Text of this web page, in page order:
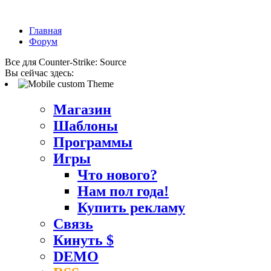
Главная
Форум
Все для Counter-Strike: Source
Вы сейчас здесь:
Магазин
Шаблоны
Программы
Игры
Что нового?
Нам пол года!
Купить рекламу
Связь
Кинуть $
DEMO